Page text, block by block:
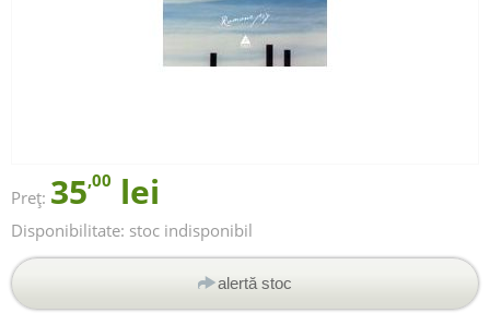
Preț: 35,00 lei
Disponibilitate: stoc indisponibil
alertă stoc